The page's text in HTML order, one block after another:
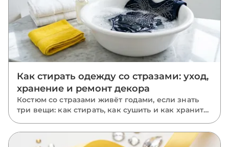
Как стирать одежду со стразами: уход,
хранение и ремонт декора
Костюм со стразами живёт годами, если знать
три вещи: как стирать, как сушить и как хранить.
и машинная стирка, глажка, хранение и ремонт
отклеившихся камней.